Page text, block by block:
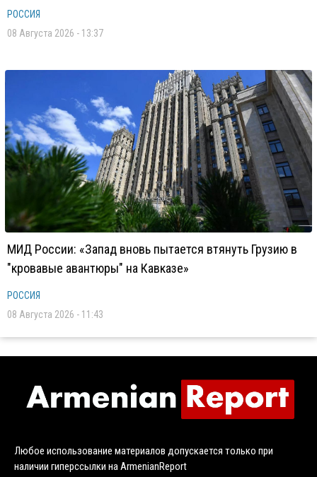
РОССИЯ
08 Августа 2026 - 13:37
МИД России: «Запад вновь пытается втянуть Грузию в
"кровавые авантюры" на Кавказе»
РОССИЯ
08 Августа 2026 - 11:43
Любое использование материалов допускается только при
наличии гиперссылки на ArmenianReport